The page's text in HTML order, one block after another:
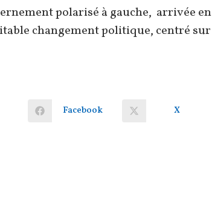
polarisé à gauche, arrivée en
changement politique, centré sur
Ouvrir
Facebook Ouvrir
X